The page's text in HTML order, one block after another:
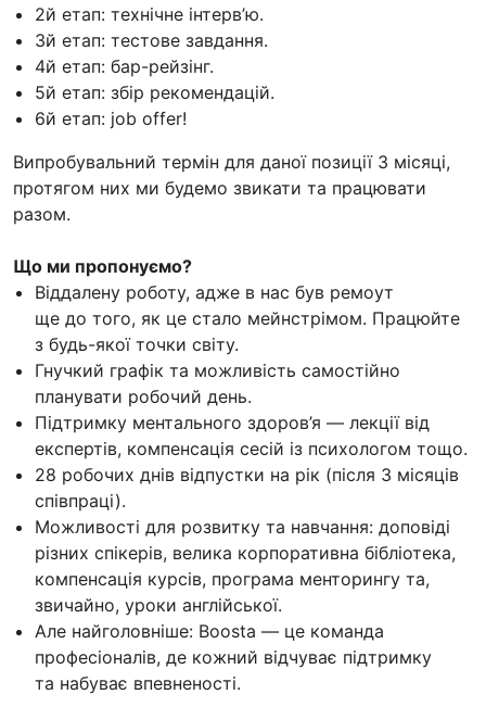
2й етап: технічне інтерв’ю.
3й етап: тестове завдання.
4й етап: бар-рейзінг.
5й етап: збір рекомендацій.
6й етап: job offer!
Випробувальний термін для даної позиції 3 місяці,
протягом них ми будемо звикати та працювати
разом.
Що ми пропонуємо?
Віддалену роботу, адже в нас був ремоут
ще до того, як це стало мейнстрімом. Працюйте
з будь-якої точки світу.
Гнучкий графік та можливість самостійно
планувати робочий день.
Підтримку ментального здоров’я — лекції від
експертів, компенсація сесій із психологом тощо.
28 робочих днів відпустки на рік (після 3 місяців
співпраці).
Можливості для розвитку та навчання: доповіді
різних спікерів, велика корпоративна бібліотека,
компенсація курсів, програма менторингу та,
звичайно, уроки англійської.
Але найголовніше: Boosta — це команда
професіоналів, де кожний відчуває підтримку
та набуває впевненості.